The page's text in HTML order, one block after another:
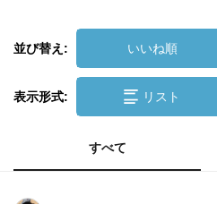
並び替え: いいね順
表示形式: リスト
すべて